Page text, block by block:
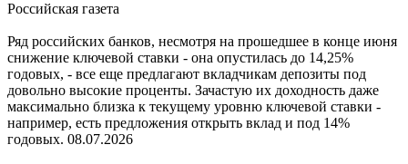
Российская газета
Ряд российских банков, несмотря на прошедшее в конце июня
снижение ключевой ставки - она опустилась до 14,25%
годовых, - все еще предлагают вкладчикам депозиты под
довольно высокие проценты. Зачастую их доходность даже
максимально близка к текущему уровню ключевой ставки -
например, есть предложения открыть вклад и под 14%
годовых. 08.07.2026